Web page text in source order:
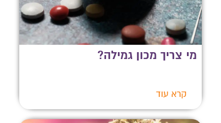
מי צריך מכון גמילה?
קרא עוד